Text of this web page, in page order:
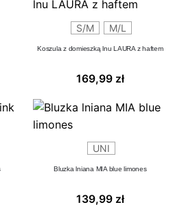
S/M M/L
Koszula z domieszką lnu LAURA z haftem
169,99 zł
UNI
Bluzka lniana MIA blue limones
139,99 zł